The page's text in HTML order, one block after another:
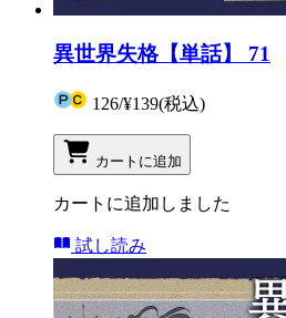
異世界失格【単話】 71
126/¥139(税込)
カートに追加
カートに追加しました
試し読み